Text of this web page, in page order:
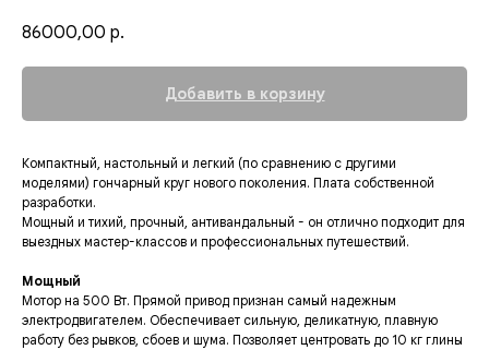
86000,00 р.
Добавить в корзину
Компактный, настольный и легкий (по сравнению с другими
моделями) гончарный круг нового поколения. Плата собственной
разработки.
Мощный и тихий, прочный, антивандальный - он отлично подходит для
выездных мастер-классов и профессиональных путешествий.
Мощный
Мотор на 500 Вт. Прямой привод признан самый надежным
электродвигателем. Обеспечивает сильную, деликатную, плавную
работу без рывков, сбоев и шума. Позволяет центровать до 10 кг глины